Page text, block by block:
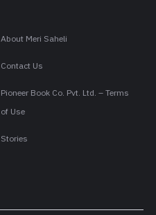
About Meri Saheli
Contact Us
Pioneer Book Co. Pvt. Ltd. – Terms
of Use
Stories